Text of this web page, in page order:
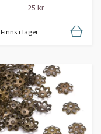
25 kr
Finns i lager